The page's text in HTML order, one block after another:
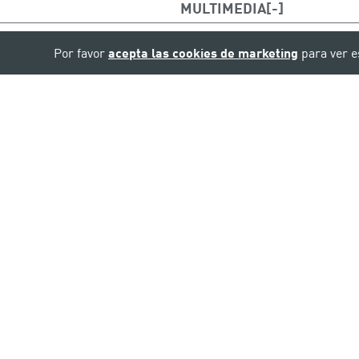
MULTIMEDIA
Por favor acepta las cookies de marketing para ver